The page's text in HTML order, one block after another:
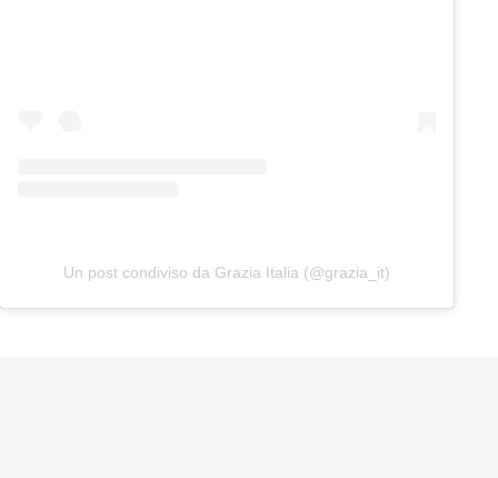
Un post condiviso da Grazia Italia (@grazia_it)